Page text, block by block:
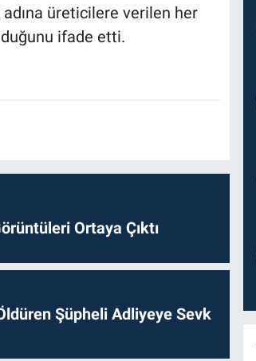
adına üreticilere verilen her
ifade etti.
Ortaya Çıktı
Şüpheli Adliyeye Sevk